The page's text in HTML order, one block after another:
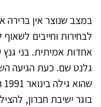
במצב שנוצר אין ברירה
לבחירות וחייבים
אחדות אמיתית. בני
גלנט שם. כעת הגיעה
בוגר ישיבת חברון,